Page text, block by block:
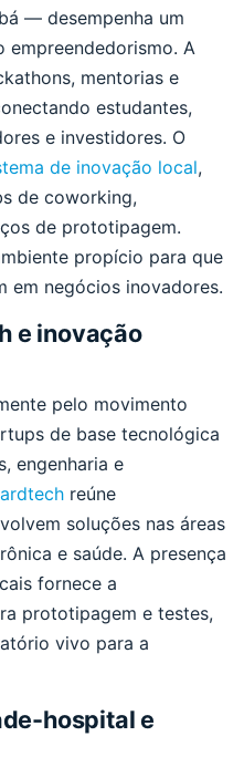
— desempenha um
empreendedorismo. A
mentorias e
estudantes,
e investidores. O
de inovação local,
de coworking,
de prototipagem.
propício para que
em negócios inovadores.
e inovação
pelo movimento
de base tecnológica
engenharia e
reúne
soluções nas áreas
e saúde. A presença
fornece a
prototipagem e testes,
vivo para a
hospital e